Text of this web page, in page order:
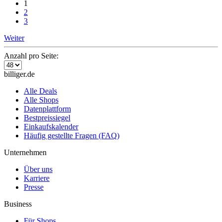
1
2
3
Weiter
Anzahl pro Seite:
billiger.de
Alle Deals
Alle Shops
Datenplattform
Bestpreissiegel
Einkaufskalender
Häufig gestellte Fragen (FAQ)
Unternehmen
Über uns
Karriere
Presse
Business